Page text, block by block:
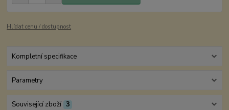
Hlídat cenu / dostupnost
Kompletní specifikace
Parametry
Související zboží 3